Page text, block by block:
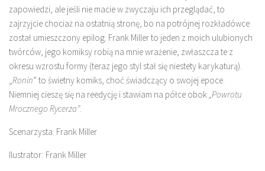
zapowiedzi, ale jeśli nie macie w zwyczaju ich przeglądać, to
zajrzyjcie chociaż na ostatnią stronę, bo na potrójnej rozkładówce
został umieszczony epilog. Frank Miller to jeden z moich ulubionych
twórców, jego komiksy robią na mnie wrażenie, zwłaszcza te z
okresu wzrostu formy (teraz jego styl stał się niestety karykaturą).
Ronin” to świetny komiks, choć świadczący o swojej epoce.
Niemniej cieszę się na reedycję i stawiam na półce obok „Powrotu
Mrocznego Rycerza”.
Scenarzysta: Frank Miller
Ilustrator: Frank Miller